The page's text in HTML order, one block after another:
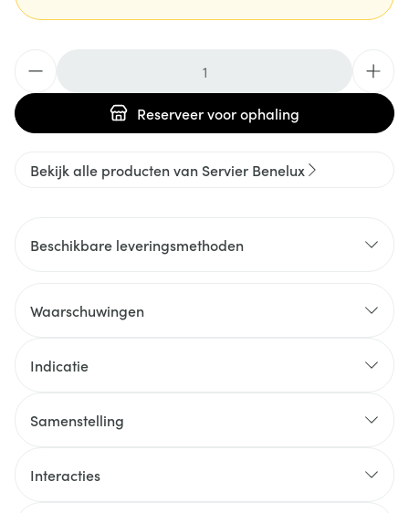
Reserveervoor ophaling
Bekijk alle producten van Servier Benelux
Beschikbare leveringsmethoden
Waarschuwingen
Indicatie
Samenstelling
Interacties